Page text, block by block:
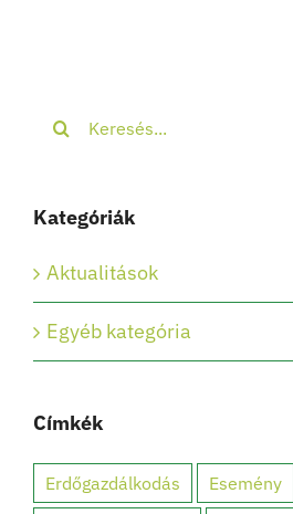
Keresés...
Kategóriák
Aktualitások
Egyéb kategória
Címkék
Erdőgazdálkodás
Esemény